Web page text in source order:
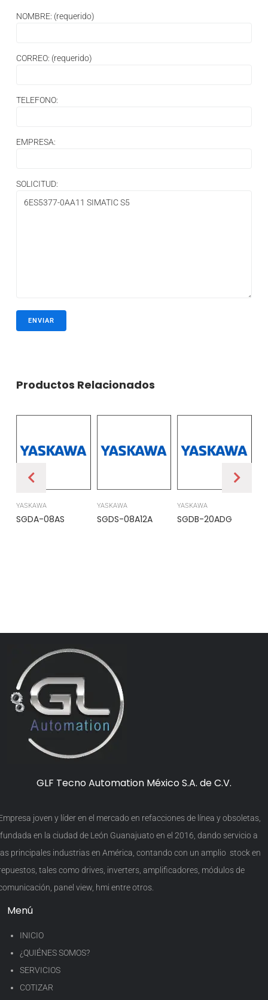
NOMBRE: (requerido)
CORREO: (requerido)
TELEFONO:
EMPRESA:
SOLICITUD:
Productos Relacionados
YASKAWA
SGDA-08AS
YASKAWA
SGDS-08A12A
YASKAWA
SGDB-20ADG
GLF Tecno Automation México S.A. de C.V.
joven y líder en el mercado en refacciones de línea y obsoletas,
en la ciudad de León Guanajuato en el 2016, dando servicio a
principales industrias en América, contando con un amplio stock en
tales como drives, inverters, amplificadores, módulos de
panel view, hmi entre otros.
Menú
INICIO
¿QUIÉNES SOMOS?
SERVICIOS
COTIZAR